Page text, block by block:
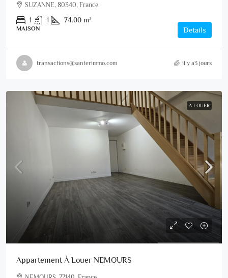
SUZANNE, 80340, France
1 1 74.00 m²
MAISON Details
transactions@santerimmo.com il y a3 jours
A LOUER
Appartement À Louer NEMOURS